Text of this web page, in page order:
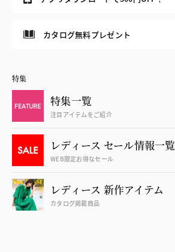
カタログ無料プレゼント
特集
特集一覧
注目アイテムをご紹介
レディース セール情報一覧
WEB限定お得なセール
レディース 新作アイテム
カタログ掲載商品